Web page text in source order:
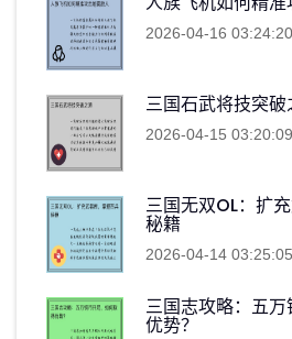
2026-04-16 03:24:20
三国石武将技突破
2026-04-15 03:20:09
三国无双OL：扩
秘籍
2026-04-14 03:25:05
三国志攻略：五
优势？